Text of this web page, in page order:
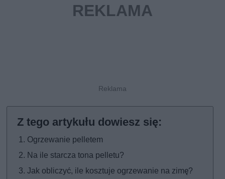
Ogrzewanie pelletem
Na ile starcza tona pelletu?
Jak obliczyć, ile kosztuje ogrzewanie na zimę?